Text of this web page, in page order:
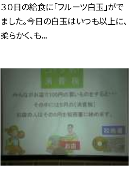
３０日の給食に「フルーツ白玉」がで
ました。今日の白玉はいつも以上に、
柔らかく、も...